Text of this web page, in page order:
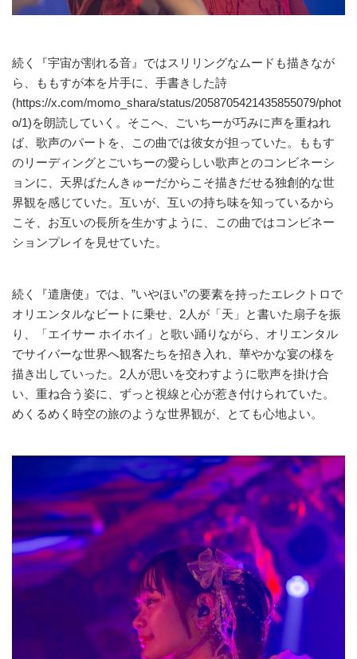
続く『宇宙が割れる音』ではスリリングなムードも描きなが
ら、ももすが本を片手に、手書きした詩
(https://x.com/momo_shara/status/2058705421435855079/phot
o/1)を朗読していく。そこへ、ごいちーが巧みに声を重ねれ
ば、歌声のパートを、この曲では彼女が担っていた。ももす
のリーディングとごいちーの愛らしい歌声とのコンビネーシ
ョンに、天界ばたんきゅーだからこそ描きだせる独創的な世
界観を感じていた。互いが、互いの持ち味を知っているから
こそ、お互いの長所を生かすように、この曲ではコンビネー
ションプレイを見せていた。
続く『遣唐使』では、”いやほい”の要素を持ったエレクトロで
オリエンタルなビートに乗せ、2人が「天」と書いた扇子を振
り、「エイサー ホイホイ」と歌い踊りながら、オリエンタル
でサイバーな世界へ観客たちを招き入れ、華やかな宴の様を
描き出していった。2人が思いを交わすように歌声を掛け合
い、重ね合う姿に、ずっと視線と心が惹き付けられていた。
めくるめく時空の旅のような世界観が、とても心地よい。